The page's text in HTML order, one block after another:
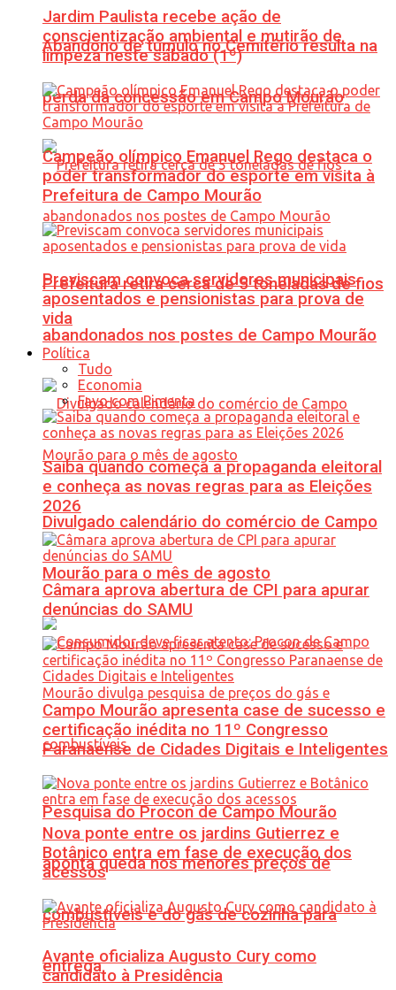
Abandono de túmulo no Cemitério resulta na
perda da concessão em Campo Mourão
Prefeitura retira cerca de 5 toneladas de fios
abandonados nos postes de Campo Mourão
Divulgado calendário do comércio de Campo
Mourão para o mês de agosto
Pesquisa do Procon de Campo Mourão
aponta queda nos menores preços de
combustíveis e do gás de cozinha para
entrega
Jardim Paulista recebe ação de
conscientização ambiental e mutirão de
limpeza neste sábado (1º)
Campeão olímpico Emanuel Rego destaca o
poder transformador do esporte em visita à
Prefeitura de Campo Mourão
Previscam convoca servidores municipais
aposentados e pensionistas para prova de
vida
Política
Tudo
Economia
Favo com Pimenta
Saiba quando começa a propaganda eleitoral
e conheça as novas regras para as Eleições
2026
Câmara aprova abertura de CPI para apurar
denúncias do SAMU
Campo Mourão apresenta case de sucesso e
certificação inédita no 11º Congresso
Paranaense de Cidades Digitais e Inteligentes
Nova ponte entre os jardins Gutierrez e
Botânico entra em fase de execução dos
acessos
Avante oficializa Augusto Cury como
candidato à Presidência